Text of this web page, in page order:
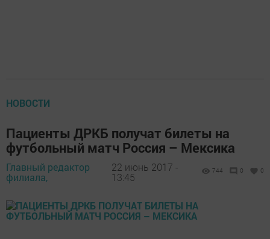
НОВОСТИ
Пациенты ДРКБ получат билеты на
футбольный матч Россия – Мексика
Главный редактор
филиала,
22 июнь 2017 -
13:45
744 0 0